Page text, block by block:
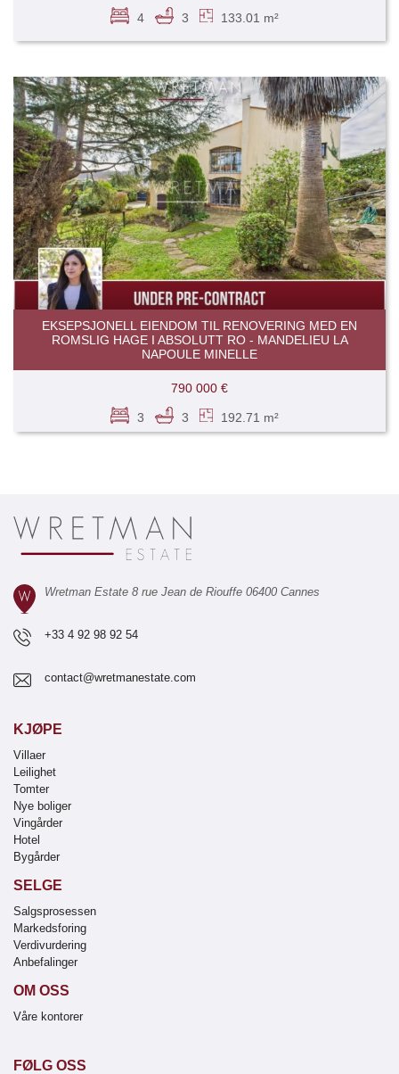
4 3 133.01 m²
EKSEPSJONELL EIENDOM TIL RENOVERING MED EN
ROMSLIG HAGE I ABSOLUTT RO - MANDELIEU LA
NAPOULE MINELLE
790 000 €
3 3 192.71 m²
Wretman Estate 8 rue Jean de Riouffe 06400 Cannes
+33 4 92 98 92 54
contact@wretmanestate.com
KJØPE
Villaer
Leilighet
Tomter
Nye boliger
Vingårder
Hotel
Bygårder
SELGE
Salgsprosessen
Markedsforing
Verdivurdering
Anbefalinger
OM OSS
Våre kontorer
FØLG OSS